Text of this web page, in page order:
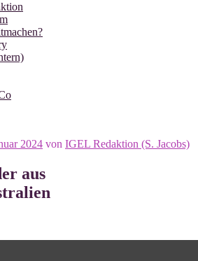
2024 von IGEL Redaktion (S. Jacobs)
aus